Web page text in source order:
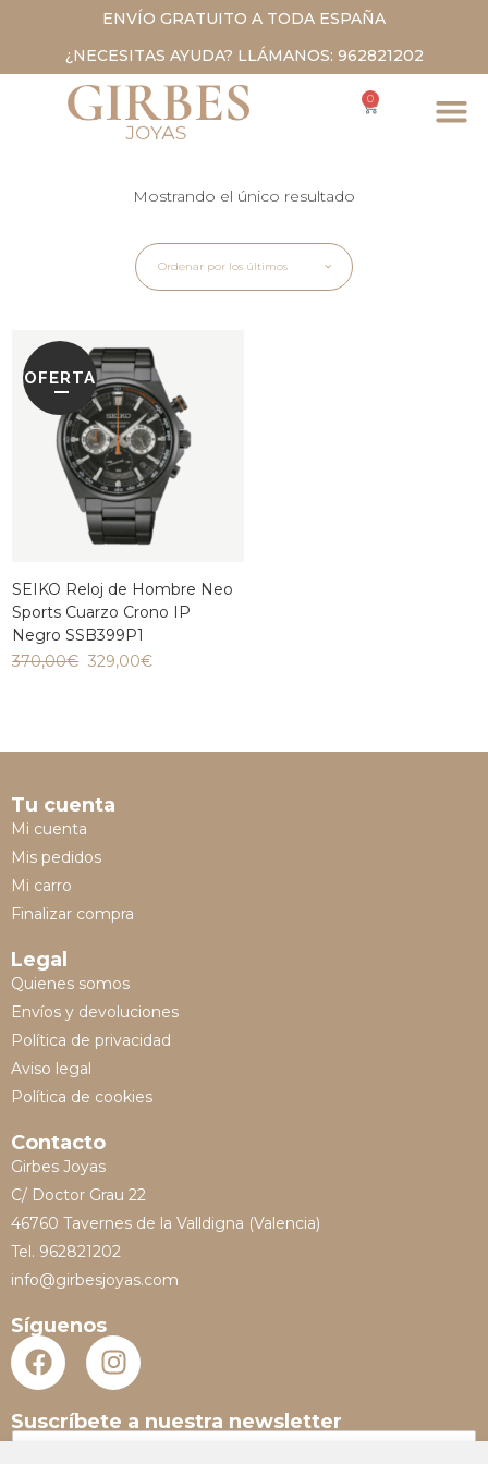
ENVÍO GRATUITO A TODA ESPAÑA
¿NECESITAS AYUDA? LLÁMANOS: 962821202
0
Mostrando el único resultado
Ordenar por los últimos
OFERTA
SEIKO Reloj de Hombre Neo
Sports Cuarzo Crono IP
Negro SSB399P1
370,00€ 329,00€
Tu cuenta
Mi cuenta
Mis pedidos
Mi carro
Finalizar compra
Legal
Quienes somos
Envíos y devoluciones
Política de privacidad
Aviso legal
Política de cookies
Contacto
Girbes Joyas
C/ Doctor Grau 22
46760 Tavernes de la Valldigna (Valencia)
Tel. 962821202
info@girbesjoyas.com
Síguenos
Suscríbete a nuestra newsletter
N